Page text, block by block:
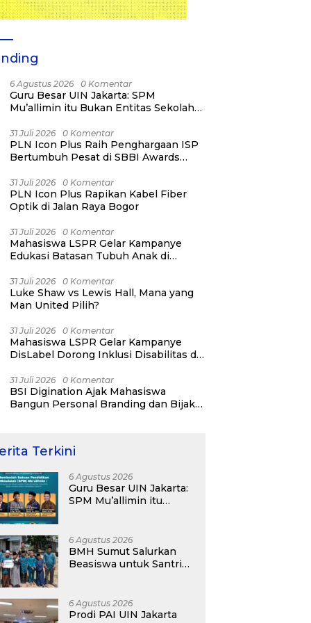
6 Agustus 2026 0 Komentar
Guru Besar UIN Jakarta: SPM
Mu’allimin itu Bukan Entitas Sekolah
31 Juli 2026 0 Komentar
PLN Icon Plus Raih Penghargaan ISP
Bertumbuh Pesat di SBBI Awards
31 Juli 2026 0 Komentar
PLN Icon Plus Rapikan Kabel Fiber
Optik di Jalan Raya Bogor
31 Juli 2026 0 Komentar
Mahasiswa LSPR Gelar Kampanye
Edukasi Batasan Tubuh Anak di
31 Juli 2026 0 Komentar
Luke Shaw vs Lewis Hall, Mana yang
Man United Pilih?
31 Juli 2026 0 Komentar
Mahasiswa LSPR Gelar Kampanye
DisLabel Dorong Inklusi Disabilitas di
31 Juli 2026 0 Komentar
BSI Digination Ajak Mahasiswa
Bangun Personal Branding dan Bijak
Terkini
6 Agustus 2026
Guru Besar UIN Jakarta:
SPM Mu’allimin itu
6 Agustus 2026
BMH Sumut Salurkan
Beasiswa untuk Santri
6 Agustus 2026
Prodi PAI UIN Jakarta